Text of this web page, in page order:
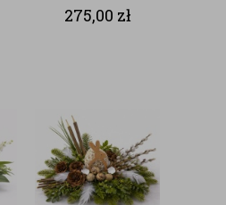
baziami – z
275,00 zł